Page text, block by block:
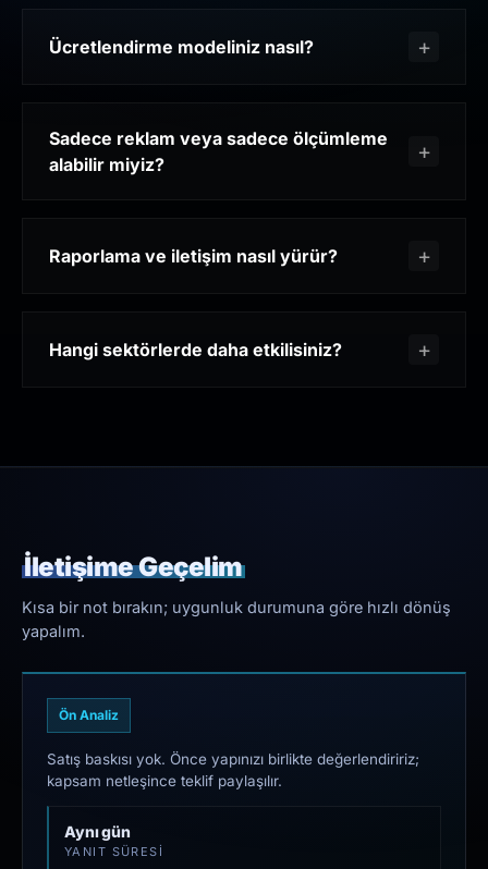
Ücretlendirme modeliniz nasıl?
Sadece reklam veya sadece ölçümleme
alabilir miyiz?
Raporlama ve iletişim nasıl yürür?
Hangi sektörlerde daha etkilisiniz?
İletişime Geçelim
Kısa bir not bırakın; uygunluk durumuna göre hızlı dönüş
yapalım.
Ön Analiz
Satış baskısı yok. Önce yapınızı birlikte değerlendiririz;
kapsam netleşince teklif paylaşılır.
Aynı gün
YANIT SÜRESI